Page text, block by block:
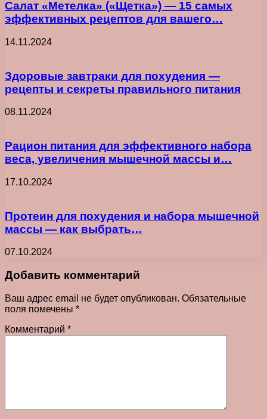
Салат «Метелка» («Щетка») — 15 самых
эффективных рецептов для вашего…
14.11.2024
Здоровые завтраки для похудения —
рецепты и секреты правильного питания
08.11.2024
Рацион питания для эффективного набора
веса, увеличения мышечной массы и…
17.10.2024
Протеин для похудения и набора мышечной
массы — как выбрать…
07.10.2024
Добавить комментарий
Ваш адрес email не будет опубликован. Обязательные
поля помечены *
Комментарий *